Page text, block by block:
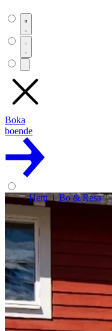
Boka
boende
Hem Bo & Resa